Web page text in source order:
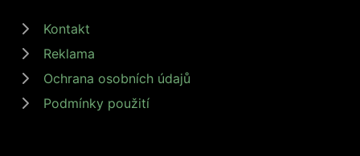
Kontakt
Reklama
Ochrana osobních údajů
Podmínky použití